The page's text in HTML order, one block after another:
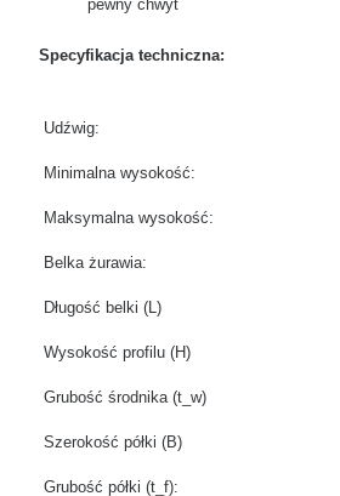
pewny chwyt
Specyfikacja techniczna:
Udźwig:
Minimalna wysokość:
Maksymalna wysokość:
Belka żurawia:
Długość belki (L)
Wysokość profilu (H)
Grubość środnika (t_w)
Szerokość półki (B)
Grubość półki (t_f):